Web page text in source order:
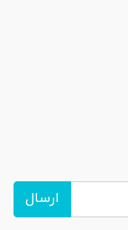
ارسال